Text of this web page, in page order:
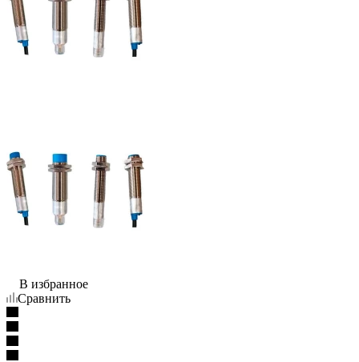
В избранное
Сравнить